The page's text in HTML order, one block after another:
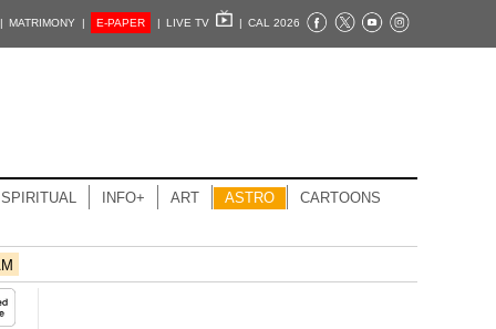
MATRIMONY | E-PAPER | LIVE TV | CAL 2026
SPIRITUAL INFO+ ART ASTRO CARTOONS